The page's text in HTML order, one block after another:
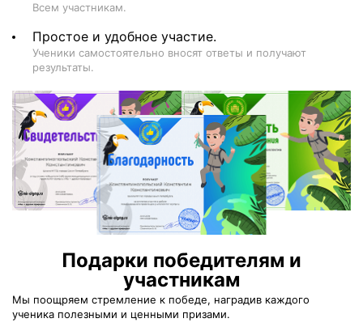
Всем участникам.
Простое и удобное участие.
Ученики самостоятельно вносят ответы и получают
результаты.
Подарки победителям и
участникам
Мы поощряем стремление к победе, наградив каждого
ученика полезными и ценными призами.